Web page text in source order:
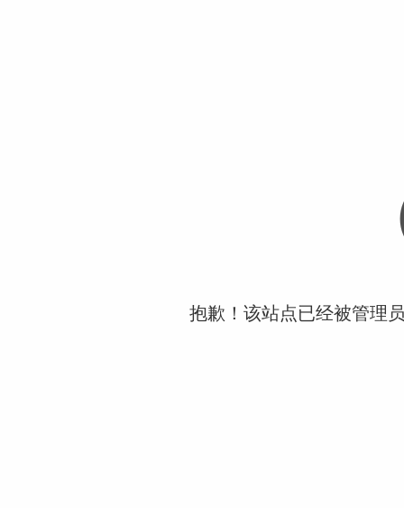
抱歉！该站点已经被管理